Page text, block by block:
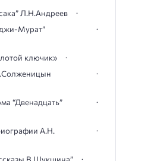
Л.Н.Андреев
Мурат”
ключик»
“Двенадцать”
А.Н.